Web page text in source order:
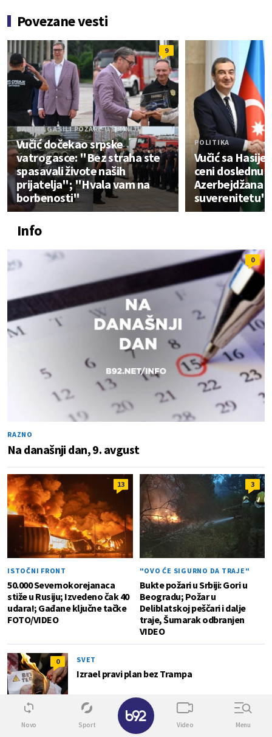
Povezane vesti
9
DANIMA GASILI POŽARE U ŠPANIJI
Vučić dočekao srpske
vatrogasce: "Bez straha ste
spasavali živote naših
prijatelja"; "Hvala vam na
borbenosti"
POLITIKA
Vučić sa
ceni doslednu
Azerbejdžana
suverenitetu"
Info
0
RAZNO
Na današnji dan, 9. avgust
13
ISTOČNI FRONT
50.000 Severnokorejanaca
stiže u Rusiju; Izvedeno čak 40
udara!; Gađane ključne tačke
FOTO/VIDEO
3
"OVO ĆE SIGURNO DA TRAJE"
Bukte požari u Srbiji: Gori u
Beogradu; Požar u
Deliblatskoj peščari i dalje
traje, Šumarak odbranjen
VIDEO
0 SVET
Izrael pravi plan bez Trampa
Novo Sport Video Menu
✕